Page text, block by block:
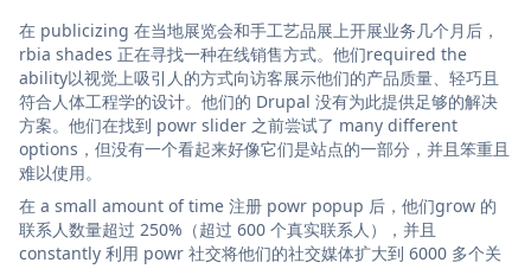
在 publicizing 在当地展览会和手工艺品展上开展业务几个月后，
rbia shades 正在寻找一种在线销售方式。他们required the
ability以视觉上吸引人的方式向访客展示他们的产品质量、轻巧且
符合人体工程学的设计。他们的 Drupal 没有为此提供足够的解决
方案。他们在找到 powr slider 之前尝试了 many different
options，但没有一个看起来好像它们是站点的一部分，并且笨重且
难以使用。
在 a small amount of time 注册 powr popup 后，他们grow 的
联系人数量超过 250%（超过 600 个真实联系人），并且
constantly 利用 powr 社交将他们的社交媒体扩大到 6000 多个关